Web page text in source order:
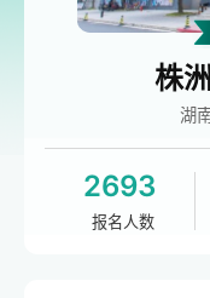
株
湖
2693
报名人数